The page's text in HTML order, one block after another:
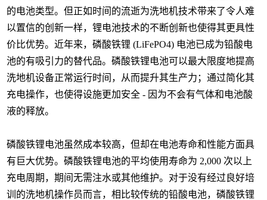
的电池类型。但正如时间的流逝为洗地机技术带来了令人难
以置信的创新一样，锂电池技术的不断创新也使得其更具性
价比优势。近年来，磷酸铁锂 (LiFePO4) 电池已成为铅酸电
池的有吸引力的替代品。磷酸铁锂电池可以最大限度地提高
洗地机设备正常运行时间，从而提升其生产力；通过简化其
充电操作，也使得设施更加安全 - 因为不会有气体和电池酸
液的释放。
磷酸铁锂电池虽然成本较高，但却在电池寿命和性能方面具
有巨大优势。磷酸铁锂电池的平均使用寿命为 2,000 次以上
充电周期，期间无需注水或其他维护。对于没有经过良好培
训的洗地机操作员而言，相比较传统的铅酸电池，磷酸铁锂